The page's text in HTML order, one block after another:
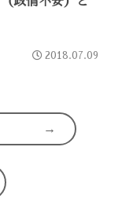
2018.07.09